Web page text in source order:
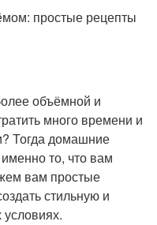
простые рецепты
объёмной и
много времени и
Тогда домашние
то, что вам
вам простые
стильную и